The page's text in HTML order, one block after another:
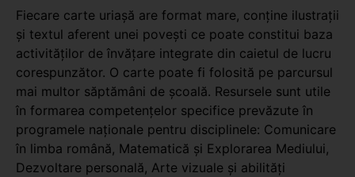
Fiecare carte uriașă are format mare, conține ilustrații
și textul aferent unei povești ce poate constitui baza
activităților de învățare integrate din caietul de lucru
corespunzător. O carte poate fi folosită pe parcursul
mai multor săptămâni de şcoală. Resursele sunt utile
în formarea competențelor specifice prevăzute în
programele naționale pentru disciplinele: Comunicare
în limba română, Matematică şi Explorarea Mediului,
Dezvoltare personală, Arte vizuale și abilități